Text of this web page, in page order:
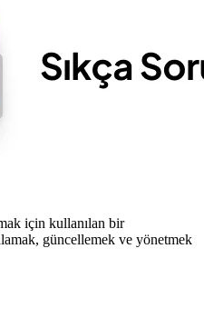
için kullanılan bir
güncellemek ve yönetmek